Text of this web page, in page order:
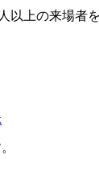
以上の来場